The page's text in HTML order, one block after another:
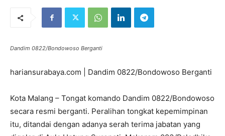
Dandim 0822/Bondowoso Berganti
hariansurabaya.com | Dandim 0822/Bondowoso Berganti
Kota Malang – Tongat komando Dandim 0822/Bondowoso
secara resmi berganti. Peralihan tongkat kepemimpinan
itu, ditandai dengan adanya serah terima jabatan yang